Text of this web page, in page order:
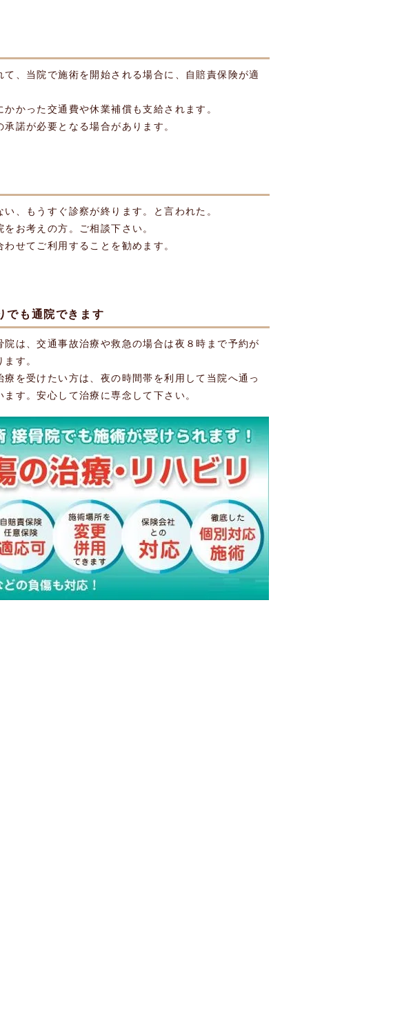
て、当院で施術を開始される場合に、自賠責保険が適
かかった交通費や休業補償も支給されます。
諾が必要となる場合があります。
、もうすぐ診察が終ります。と言われた。
お考えの方。ご相談下さい。
せてご利用することを勧めます。
でも通院できます
院は、交通事故治療や救急の場合は夜８時まで予約が
す。
療を受けたい方は、夜の時間帯を利用して当院へ通っ
ます。安心して治療に専念して下さい。